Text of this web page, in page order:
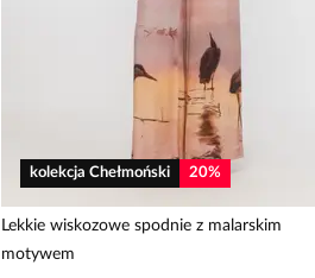
kolekcja Chełmoński 20%
Lekkie wiskozowe spodnie z malarskim
motywem